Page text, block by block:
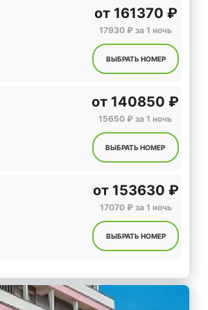
от161370 ₽
17930 ₽ за 1 ночь
ВЫБРАТЬ НОМЕР
от 140850 ₽
15650 ₽ за 1 ночь
ВЫБРАТЬ НОМЕР
от153630 ₽
17070 ₽ за 1 ночь
ВЫБРАТЬ НОМЕР